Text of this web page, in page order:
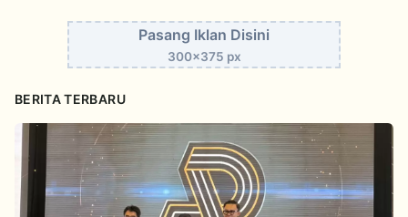
Pasang Iklan Disini
300x375 px
BERITA TERBARU